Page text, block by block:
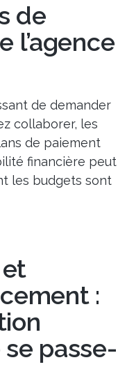
de
l’agence
de demander
collaborer, les
de paiement
financière peut
les budgets sont
:
passe-